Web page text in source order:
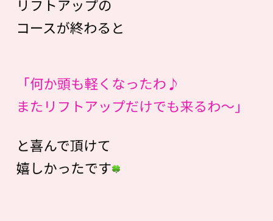
リフトアップの
コースが終わると
「何か頭も軽くなったわ♪
またリフトアップだけでも来るわ〜」
と喜んで頂けて
嬉しかったです